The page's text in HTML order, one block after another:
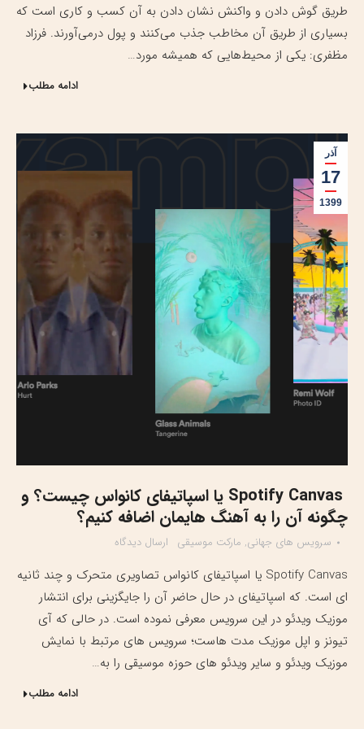
طریق گوش دادن و واکنش نشان دادن به آن کسب و کاری است که
بسیاری از طریق آن مخاطب جذب می‌کنند و پول درمی‌آورند. فرزاد
مظفری: یکی از محیط‌هایی که همیشه مورد…
ادامه مطلب
آذر
17
1399
Spotify Canvas یا اسپاتیفای کانواس چیست؟ و
چگونه آن را به آهنگ هایمان اضافه کنیم؟
سرویس های جهانی, مارکت موسیقی ارسال دیدگاه
Spotify Canvas یا اسپاتیفای کانواس تصاویری متحرک و چند ثانیه
ای است. که اسپاتیفای در حال حاضر آن را جایگزینی برای انتشار
موزیک ویدئو در این سرویس معرفی نموده است. در حالی که آی
تیونز و اپل موزیک مدت هاست؛ سرویس های مرتبط با نمایش
موزیک ویدئو و سایر ویدئو های حوزه موسیقی را به…
ادامه مطلب